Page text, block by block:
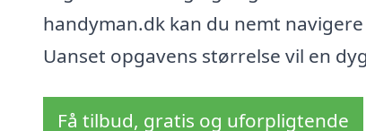
handyman.dk kan du nemt
Uanset opgavens størrelse vil en
Få tilbud, gratis og uforpligtende